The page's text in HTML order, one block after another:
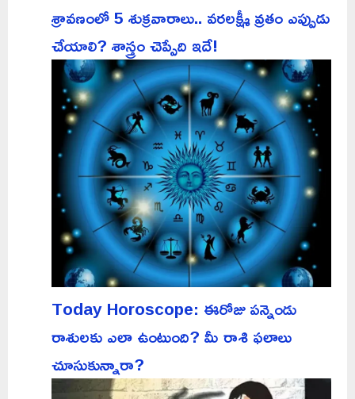
శ్రావణంలో 5 శుక్రవారాలు.. వరలక్ష్మీ వ్రతం ఎప్పుడు
చేయాలి? శాస్త్రం చెప్పేది ఇదే!
Today Horoscope: ఈరోజు పన్నెండు
రాశులకు ఎలా ఉంటుంది? మీ రాశి ఫలాలు
చూసుకున్నారా?